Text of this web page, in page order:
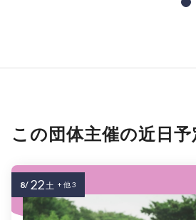
この団体主催の近日
8/ 22土 + 他 3